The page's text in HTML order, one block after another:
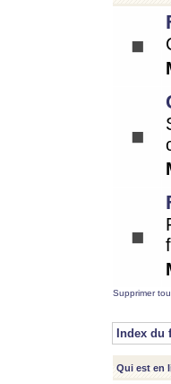
Supprimer
Index du
Qui est en